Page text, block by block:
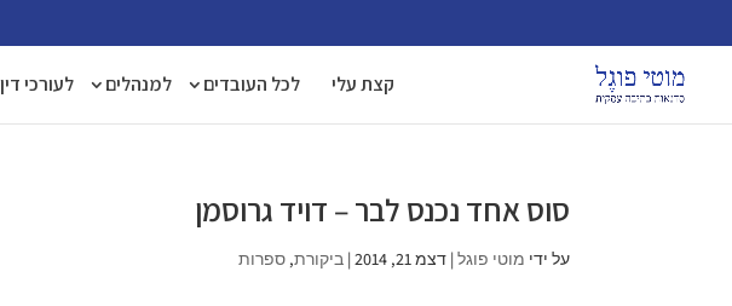
קצת עלי לכל העובדים למנהלים לעורכי
סוס אחד נכנס לבר – דויד גרוסמן
על ידי מוטי פוגל|דצמ 21, 2014 |ביקורת,ספרות